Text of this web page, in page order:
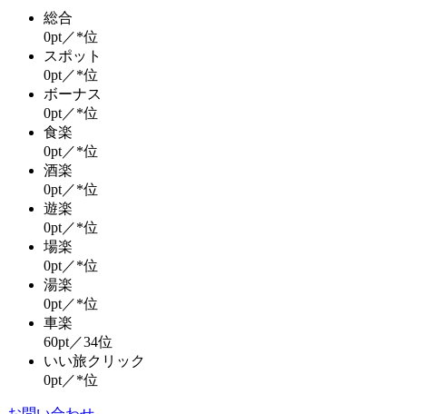
総合
0pt／*位
スポット
0pt／*位
ボーナス
0pt／*位
食楽
0pt／*位
酒楽
0pt／*位
遊楽
0pt／*位
場楽
0pt／*位
湯楽
0pt／*位
車楽
60pt／34位
いい旅クリック
0pt／*位